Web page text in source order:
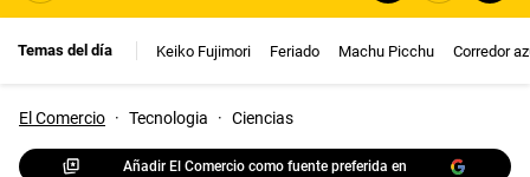
Temas del día Keiko Fujimori Feriado Machu Picchu Corredor
El Comercio · Tecnologia · Ciencias
Añadir El Comercio como fuente preferida en